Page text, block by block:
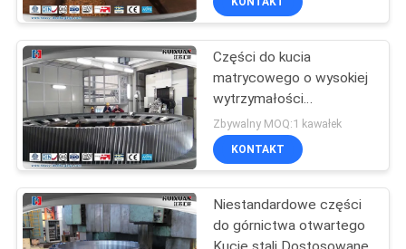
Forged Cylinder
23
14
Części do kucia
matrycowego o wysokiej
wytrzymałości
20CrMnMo
Zbywalny MOQ:1 kawałek
KONTAKT
Niestandardowe części
do górnictwa otwartego